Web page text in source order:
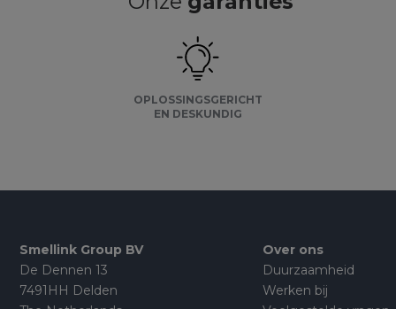
OPLOSSINGSGERICHT
EN DESKUNDIG
Smellink Group BV
De Dennen 13
7491HH Delden
Over ons
Duurzaamheid
Werken bij